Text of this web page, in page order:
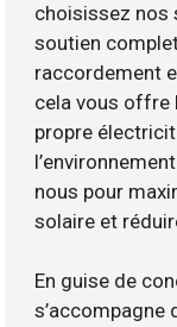
choisissez nos
soutien
raccordement
cela vous offre
propre
nous pour
solaire et
En guise de
s’accompagne